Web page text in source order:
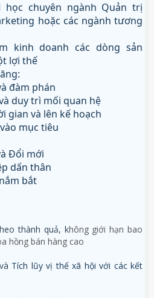
học chuyên ngành Quản trị
hoặc các ngành tương
kinh doanh các dòng sản
lợi thế
đàm phán
duy trì mối quan hệ
gian và lên kế hoạch
mục tiêu
Đổi mới
dấn thân
bắt
thành quả, không giới hạn bao
hồng bán hàng cao
Tích lũyvị thế xã hội với các kết